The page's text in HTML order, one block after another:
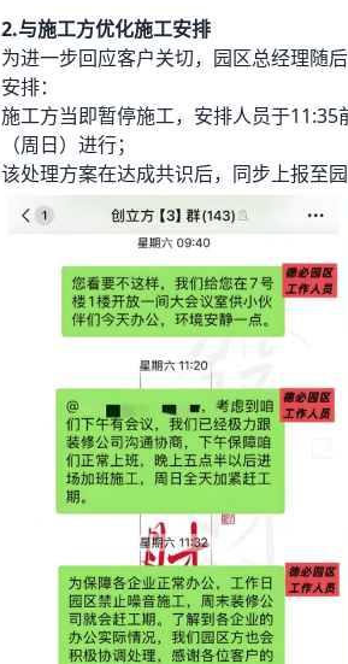
2.与施工方优化施工安排
为进一步回应客户关切，园区总经理随
安排：
施工方当即暂停施工，安排人员于
（周日）进行；
该处理方案在达成共识后，同步上报至